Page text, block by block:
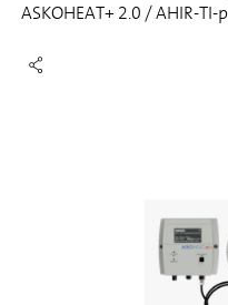
ASKOHEAT+ 2.0 / AHIR-